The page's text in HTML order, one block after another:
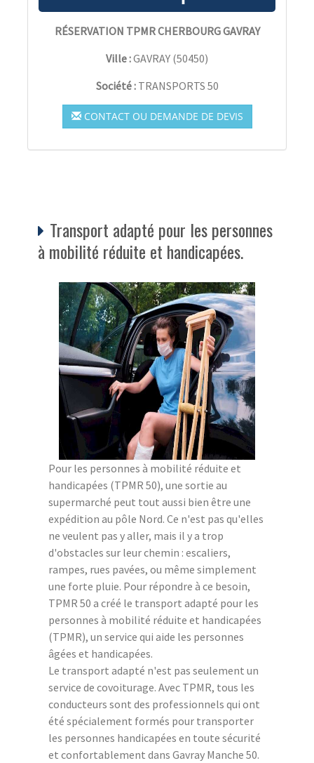
RÉSERVATION TPMR CHERBOURG GAVRAY
Ville :GAVRAY (50450)
Société : TRANSPORTS 50
CONTACT OU DEMANDE DE DEVIS
Transport adapté pour les personnes
à mobilité réduite et handicapées.
Pour les personnes à mobilité réduite et
handicapées (TPMR 50), une sortie au
supermarché peut tout aussi bien être une
expédition au pôle Nord. Ce n'est pas qu'elles
ne veulent pas y aller, mais il y a trop
d'obstacles sur leur chemin : escaliers,
rampes, rues pavées, ou même simplement
une forte pluie. Pour répondre à ce besoin,
TPMR 50 a créé le transport adapté pour les
personnes à mobilité réduite et handicapées
(TPMR), un service qui aide les personnes
âgées et handicapées.
Le transport adapté n'est pas seulement un
service de covoiturage. Avec TPMR, tous les
conducteurs sont des professionnels qui ont
été spécialement formés pour transporter
les personnes handicapées en toute sécurité
et confortablement dans Gavray Manche 50.